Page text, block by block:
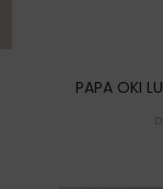
PAPA OKI